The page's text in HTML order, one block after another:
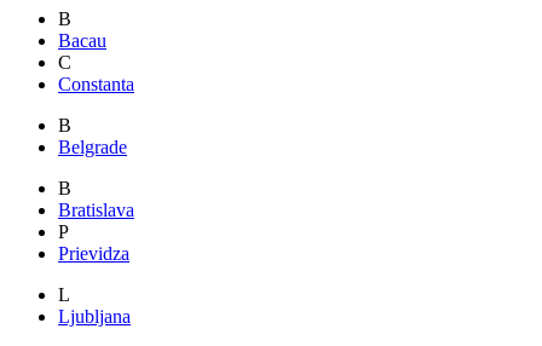
B
Bacau
C
Constanta
B
Belgrade
B
Bratislava
P
Prievidza
L
Ljubljana